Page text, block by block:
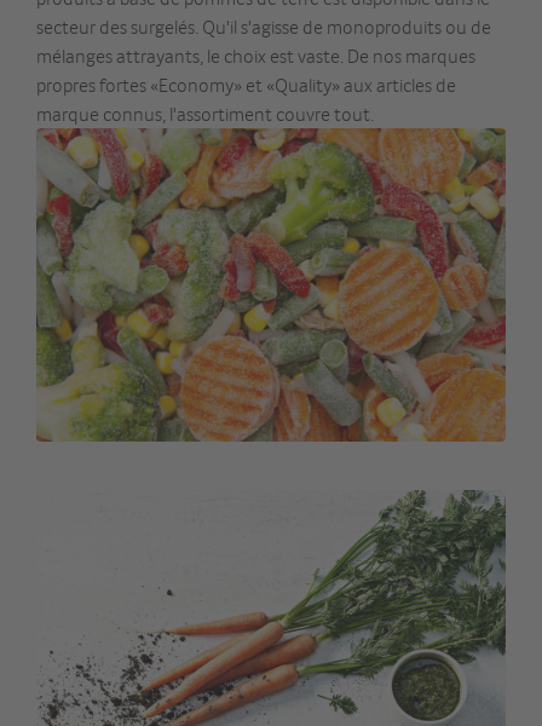
secteur des surgelés. Qu'il s'agisse de monoproduits ou de
mélanges attrayants, le choix est vaste. De nos marques
propres fortes «Economy» et «Quality» aux articles de
marque connus, l'assortiment couvre tout.